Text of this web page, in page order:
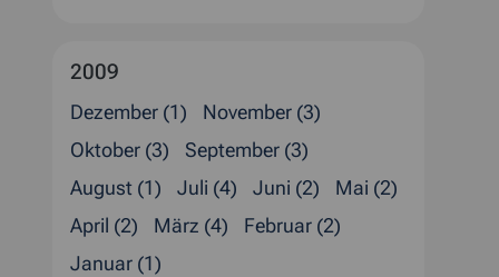
2009
Dezember (1)
November (3)
Oktober (3)
September (3)
August (1)
Juli (4) Juni (2)
Mai (2)
April (2)
März (4)
Februar (2)
Januar (1)